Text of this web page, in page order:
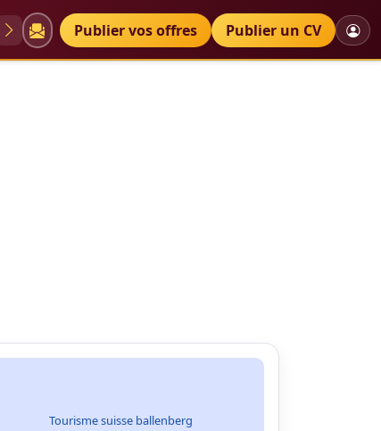
Diplômes Petites annonces
Publier vos offres Publier un CV
Tourisme suisse ballenberg